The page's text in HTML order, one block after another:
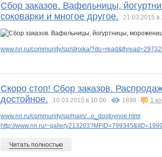
Сбор заказов. Вафельницы,
соковарки и многое другое.
21.03.2015 в
www.nn.ru/community/sp/stroika/
Скоро стоп! Сбор заказов.
достойное.
10.03.2015 в 10:06 1898 1
www.nn.ru/community/sp/main/...o_dostoynoe.html
http://www.nn.ru/
Читать полностью